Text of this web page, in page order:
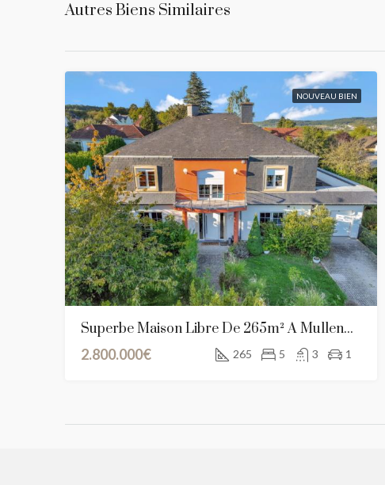
Autres Biens Similaires
NOUVEAU BIEN
Superbe Maison Libre De 265m² À Mullendorf, Luxembourg
2.800.000€
265 5 3 1